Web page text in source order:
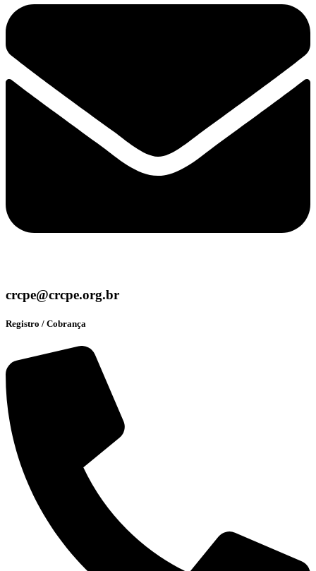
crcpe@crcpe.org.br
Registro / Cobrança